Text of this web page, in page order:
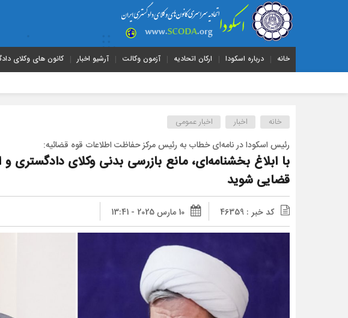
خانه درباره اسکودا ارکان اتحادیه آزمون وکالت آرشیو اخبار کانون های وکلای
خانه اخبار اخبار عمومی
رئیس اسکودا در نامه‌ای خطاب به رئیس مرکز حفاظت اطلاعات قوه قضائیه:
با ابلاغ بخشنامه‌ای، مانع بازرسی بدنی وکلای دادگستری
قضایی شوید
کد خبر : 46359 10 مارس 2025 - 13:41